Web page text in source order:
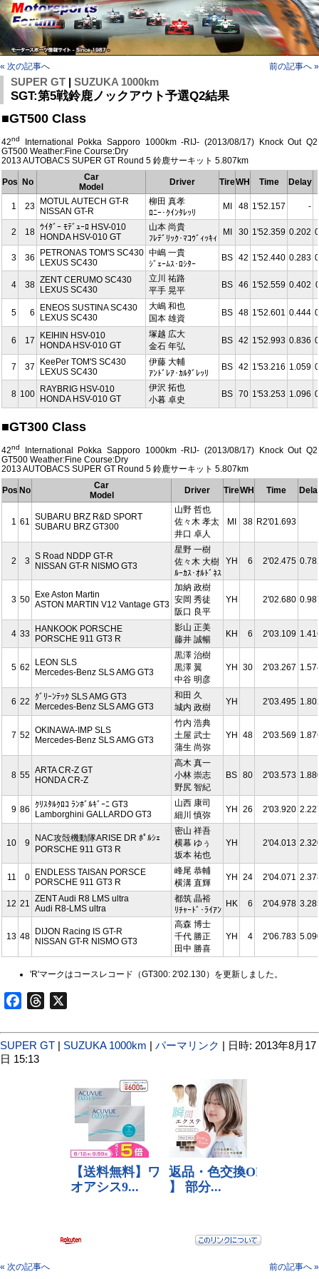
« 次の記事へ 前の記事へ »
SUPER GT | SUZUKA 1000km
SGT:第5戦鈴鹿ノックアウト予選Q2結果
■GT500 Class
42nd
International Pokka Sapporo 1000km -RIJ- (2013/08/17) Knock Out Q2
GT500 Weather:Fine Course:Dry
2013 AUTOBACS SUPER GT Round 5 鈴鹿サーキット 5.807km
Pos No
Car
Model
Driver TireWH Time Delay
1 23 MOTUL AUTECH GT-R
NISSAN GT-R
柳田 真孝
ﾛﾆｰ･ｸｲﾝﾀﾚｯﾘ
MI 48 1'52.157 -
2 18 ｳｲﾀﾞｰ ﾓﾃﾞｭｰﾛ HSV-010
HONDA HSV-010 GT
山本 尚貴
ﾌﾚﾃﾞﾘｯｸ･ﾏｺｳﾞｨｯｷｨ
MI 30 1'52.359 0.202
3 36
PETRONAS TOM'S SC430
LEXUS SC430
中嶋 一貴
ｼﾞｪｰﾑｽ･ﾛｼﾀｰ
BS 42 1'52.440 0.283
4 38 ZENT CERUMO SC430
LEXUS SC430
立川 祐路
平手 晃平
BS 46 1'52.559 0.402
5 6
ENEOS SUSTINA SC430
LEXUS SC430
大嶋 和也
国本 雄資
BS 48 1'52.601 0.444
6 17
KEIHIN HSV-010
HONDA HSV-010 GT
塚越 広大
金石 年弘
BS 42 1'52.993 0.836
7 37
KeePer TOM'S SC430
LEXUS SC430
伊藤 大輔
ｱﾝﾄﾞﾚｱ･ｶﾙﾀﾞﾚｯﾘ
BS 42 1'53.216 1.059
8 100 RAYBRIG HSV-010
HONDA HSV-010 GT
伊沢 拓也
小暮 卓史
BS 70 1'53.253 1.096
■GT300 Class
42nd
International Pokka Sapporo 1000km -RIJ- (2013/08/17) Knock Out Q2
GT500 Weather:Fine Course:Dry
2013 AUTOBACS SUPER GT Round 5 鈴鹿サーキット 5.807km
Pos No
Car
Model
Driver TireWH Time
1 61
SUBARU BRZ R&D SPORT
SUBARU BRZ GT300
山野 哲也
佐々木 孝太
井口 卓人
MI 38 R2'01.693
2 3 S Road NDDP GT-R
NISSAN GT-R NISMO GT3
星野 一樹
佐々木 大樹
ﾙｰｶｽ･ｵﾙﾄﾞﾈｽ
YH 6 2'02.475
3 50 Exe Aston Martin
ASTON MARTIN V12 Vantage GT3
加納 政樹
安岡 秀徒
阪口 良平
YH 2'02.680
4 33
HANKOOK PORSCHE
PORSCHE 911 GT3 R
影山 正美
藤井 誠暢
KH 6 2'03.109
5 62
LEON SLS
Mercedes-Benz SLS AMG GT3
黒澤 治樹
黒澤 翼
中谷 明彦
YH 30 2'03.267
6 22 ｸﾞﾘｰﾝﾃｯｸ SLS AMG GT3
Mercedes-Benz SLS AMG GT3
和田 久
城内 政樹
YH 2'03.495
7 52 OKINAWA-IMP SLS
Mercedes-Benz SLS AMG GT3
竹内 浩典
土屋 武士
蒲生 尚弥
YH 48 2'03.569
8 55 ARTA CR-Z GT
HONDA CR-Z
高木 真一
小林 崇志
野尻 智紀
BS 80 2'03.573
9 86 ｸﾘｽﾀﾙｸﾛｺ ﾗﾝﾎﾞﾙｷﾞｰﾆ GT3
Lamborghini GALLARDO GT3
山西 康司
細川 慎弥
YH 26 2'03.920
10 9
NAC攻殻機動隊ARISE DR ﾎﾟﾙｼｪ
PORSCHE 911 GT3 R
密山 祥吾
横幕 ゆぅ
坂本 祐也
YH 2'04.013
11 0 ENDLESS TAISAN PORSCE
PORSCHE 911 GT3 R
峰尾 恭輔
横溝 直輝
YH 24 2'04.071
12 21
ZENT Audi R8 LMS ultra
Audi R8-LMS ultra
都筑 晶裕
ﾘﾁｬｰﾄﾞ･ﾗｲｱﾝ
HK 6 2'04.978
13 48 DIJON Racing IS GT-R
NISSAN GT-R NISMO GT3
高森 博士
千代 勝正
田中 勝喜
YH 4 2'06.783
'R'マークはコースレコード（GT300: 2'02.130）を更新しました。
FacebookThreads
SUPER GT | SUZUKA 1000km | パーマリンク | 日時: 2013年8月17
日 15:13
« 次の記事へ 前の記事へ »